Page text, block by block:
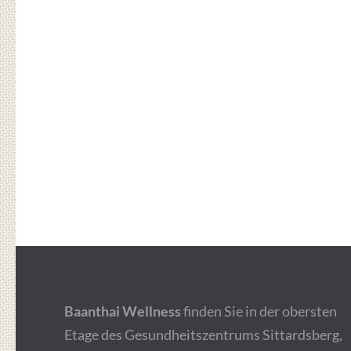
Baanthai Wellnessfinden Sie in der obersten
Etage des Gesundheitszentrums Sittardsberg,